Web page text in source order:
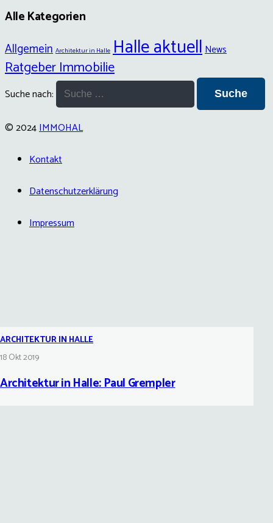
ARCHITEKTUR IN HALLE
18 Okt 2019
Architektur in Halle: Paul Grempler
Alle Kategorien
Allgemein Architektur in Halle Halle aktuellNews
Ratgeber Immobilie
Suche nach:
© 2024IMMOHAL
Kontakt
Datenschutzerklärung
Impressum